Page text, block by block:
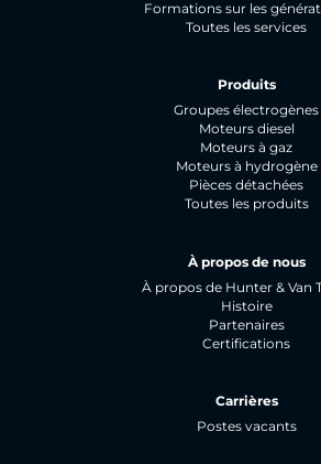
Formations sur les
Toutes les services
Produits
Groupes électrogènes
Moteurs diesel
Moteurs à gaz
Moteurs à hydrogène
Pièces détachées
Toutes les produits
À propos de nous
À propos de Hunter & Van
Histoire
Partenaires
Certifications
Carrières
Postes vacants